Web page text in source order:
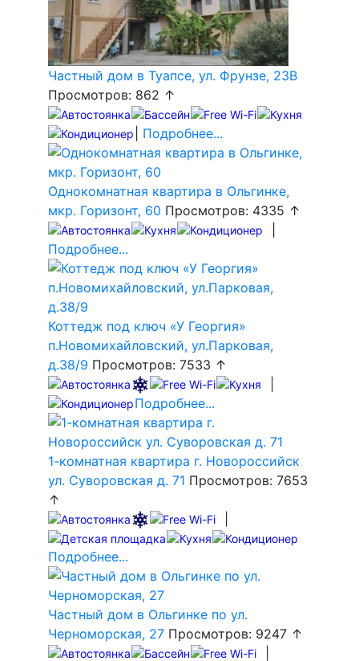
Частный дом в Туапсе, ул. Фрунзе, 23В
Просмотров: 862 ↑
Подробнее...
Однокомнатная квартира в Ольгинке,
мкр. Горизонт, 60 Просмотров: 4335 ↑
Подробнее...
Коттедж под ключ «У Георгия»
п.Новомихайловский, ул.Парковая,
д.38/9 Просмотров: 7533 ↑
Подробнее...
1-комнатная квартира г. Новороссийск
ул. Суворовская д. 71 Просмотров: 7653
↑
Подробнее...
Частный дом в Ольгинке по ул.
Черноморская, 27 Просмотров: 9247 ↑